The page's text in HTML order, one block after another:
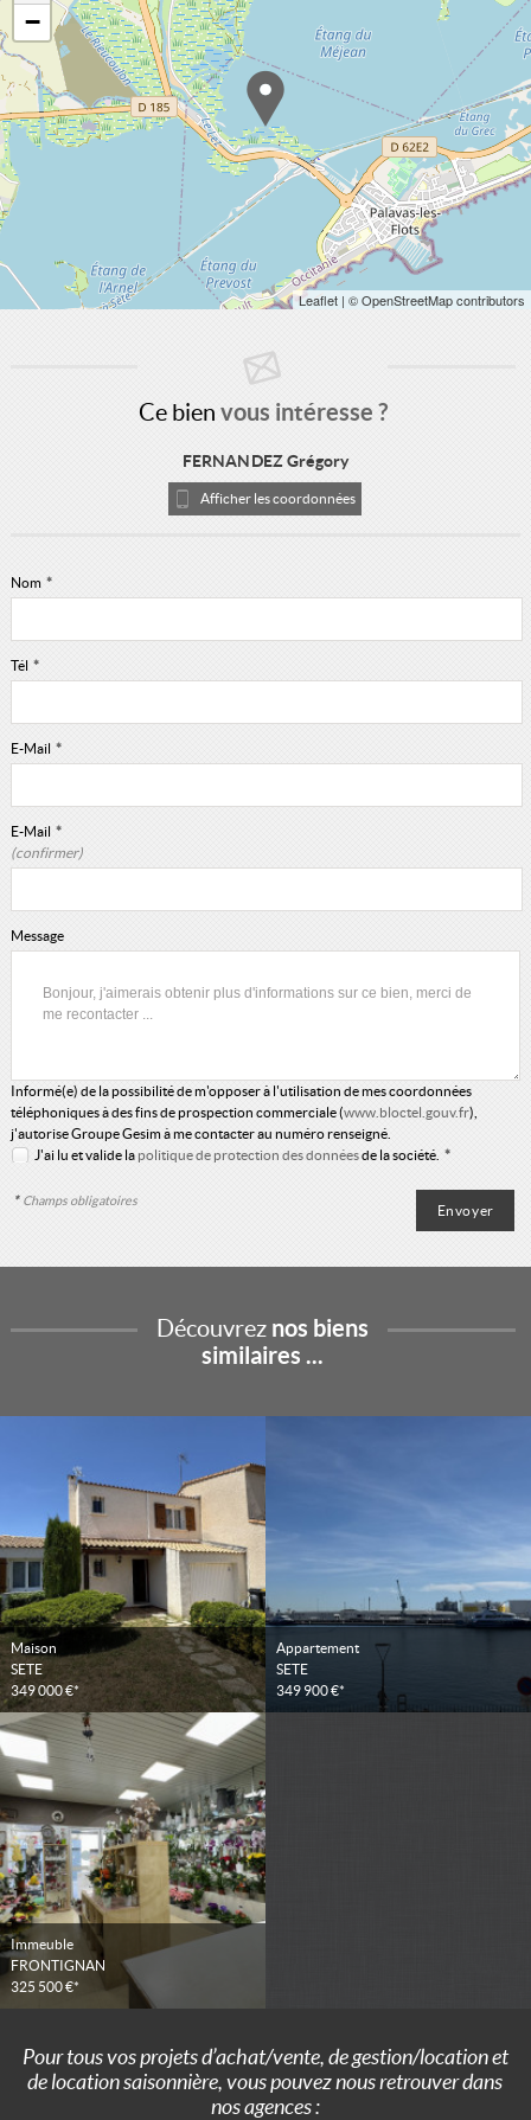
−
Leaflet | © OpenStreetMap contributors
Ce bien vous intéresse ?
FERNANDEZ Grégory
Afficher les coordonnées
Nom *
Tél *
E-Mail *
E-Mail *
(confirmer)
Message
Informé(e) de la possibilité de m'opposer à l'utilisation de mes coordonnées
téléphoniques à des fins de prospection commerciale (www.bloctel.gouv.fr),
j'autorise Groupe Gesim à me contacter au numéro renseigné.
J'ai lu et valide lapolitique de protection des donnéesde la société. *
* Champs obligatoires
Découvrez nos biens
similaires ...
Maison
SETE
349 000 €*
Appartement
SETE
349 900 €*
Immeuble
FRONTIGNAN
325 500 €*
Pour tous vos projets d’achat/vente, de gestion/location et
de location saisonnière, vous pouvez nous retrouver dans
nos agences :